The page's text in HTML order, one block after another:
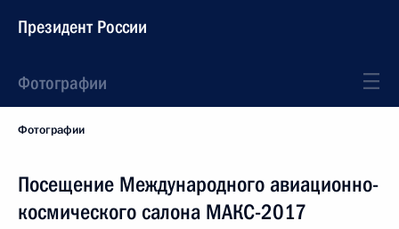
Президент России
Фотографии
Фотографии
Посещение Международного авиационно-
космического салона МАКС-2017